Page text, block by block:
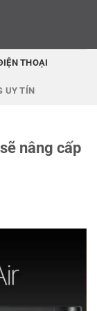
THOẠI
UY TÍN
nâng cấp